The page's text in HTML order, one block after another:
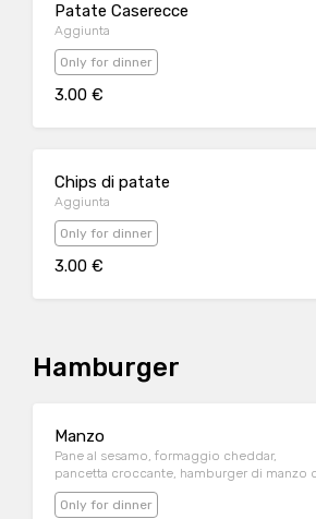
Patate Caserecce
Aggiunta
Only for dinner
3.00 €
Chips di patate
Aggiunta
Only for dinner
3.00 €
Hamburger
Manzo
Pane al sesamo, formaggio cheddar,
pancetta croccante, hamburger di manzo
200 gr. leggermente affumicato, lattuga,
pomodorini confit e cappuccio viola in
Only for dinner